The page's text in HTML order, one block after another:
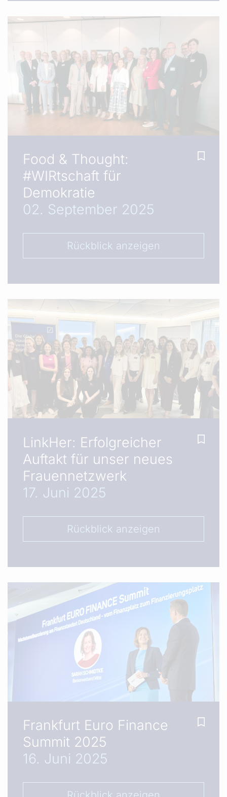
Food & Thought:
#WIRtschaft für
Demokratie
02. September 2025
Rückblick anzeigen
LinkHer: Erfolgreicher
Auftakt für unser neues
Frauennetzwerk
17. Juni 2025
Rückblick anzeigen
Frankfurt Euro Finance
Summit 2025
16. Juni 2025